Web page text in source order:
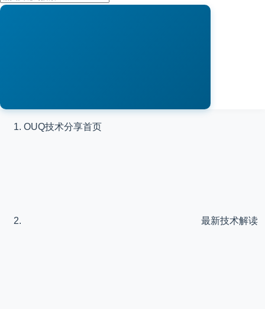
OUQ技术分享首页
最新技术解读